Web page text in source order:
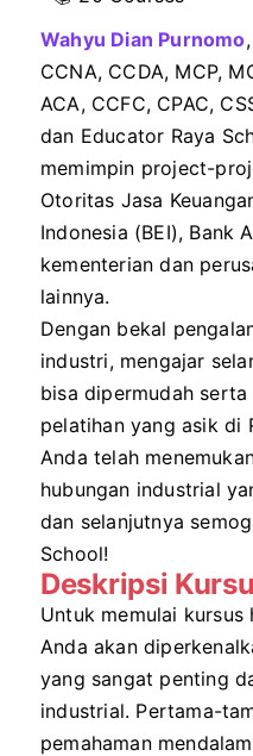
Wahyu Dian Purnomo
CCNA, CCDA, MCP,
ACA, CCFC, CPAC,
dan Educator Raya
memimpin project-
Otoritas Jasa
Indonesia (BEI), Bank
kementerian dan
lainnya.
Dengan bekal
industri, mengajar
bisa dipermudah
pelatihan yang asik di
Anda telah
hubungan industrial
dan selanjutnya
School!
Deskripsi
Untuk memulai
Anda akan
yang sangat penting
industrial. Pertama-
pemahaman